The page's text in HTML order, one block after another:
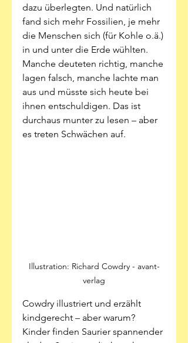
dazu überlegten. Und natürlich
fand sich mehr Fossilien, je mehr
die Menschen sich (für Kohle o.ä.)
in und unter die Erde wühlten.
Manche deuteten richtig, manche
lagen falsch, manche lachte man
aus und müsste sich heute bei
ihnen entschuldigen. Das ist
durchaus munter zu lesen – aber
es treten Schwächen auf.
Illustration: Richard Cowdry - avant-
verlag
Cowdry illustriert und erzählt
kindgerecht – aber warum?
Kinder finden Saurier spannender